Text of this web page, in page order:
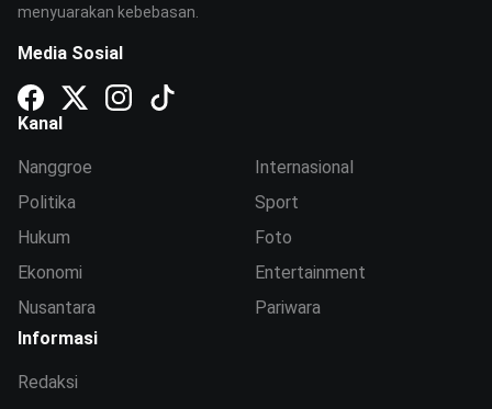
menyuarakan kebebasan.
Media Sosial
Kanal
Nanggroe
Politika
Hukum
Ekonomi
Nusantara
Internasional
Sport
Foto
Entertainment
Pariwara
Informasi
Redaksi